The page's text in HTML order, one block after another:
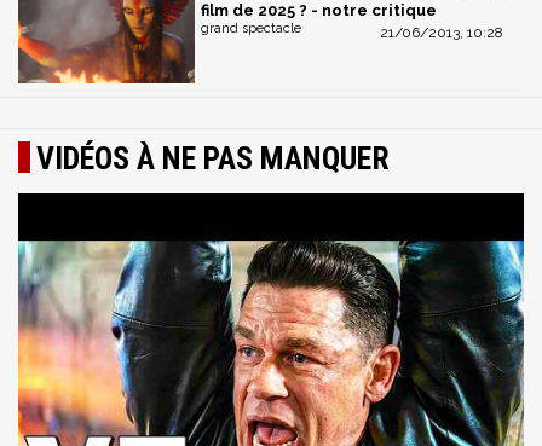
film de 2025 ? - notre critique
21/06/2013, 10:28
grand spectacle
VIDÉOS À NE PAS MANQUER